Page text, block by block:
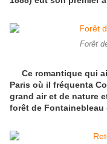
Forêt
Ce romantique qui
Paris où il fréquenta
grand air et de nature
forêt de Fontainebleau